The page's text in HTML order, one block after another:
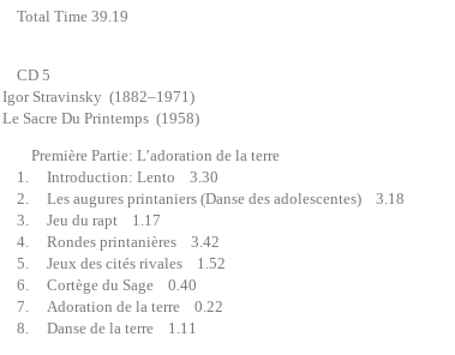
Total Time 39.19
CD 5
Igor Stravinsky (1882–1971)
Le Sacre Du Printemps (1958)
Première Partie: L’adoration de la terre
1. Introduction: Lento 3.30
2. Les augures printaniers (Danse des adolescentes) 3.18
3. Jeu du rapt 1.17
4. Rondes printanières 3.42
5. Jeux des cités rivales 1.52
6. Cortège du Sage 0.40
7. Adoration de la terre 0.22
8. Danse de la terre 1.11